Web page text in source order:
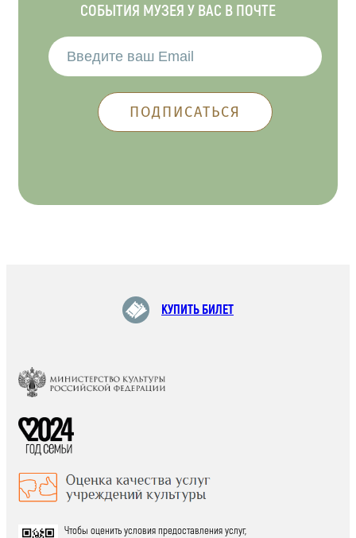
СОБЫТИЯ МУЗЕЯ У ВАС В ПОЧТЕ
КУПИТЬ БИЛЕТ
Чтобы оценить условия предоставления услуг,